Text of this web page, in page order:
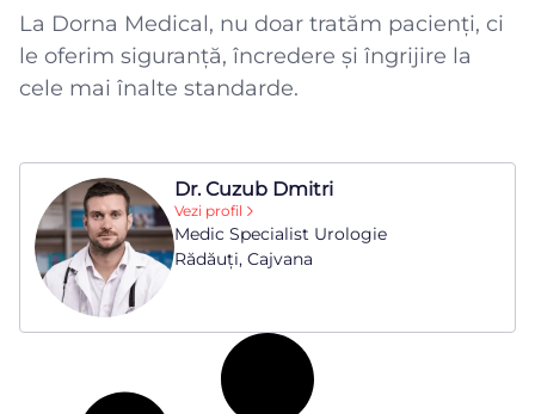
La Dorna Medical, nu doar tratăm pacienți, ci
le oferim siguranță, încredere și îngrijire la
cele mai înalte standarde.
Dr. Cuzub Dmitri
Vezi profil
Medic Specialist Urologie
Rădăuți, Cajvana